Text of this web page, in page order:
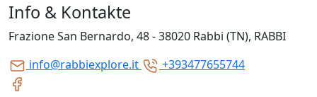
Info & Kontakte
Frazione San Bernardo, 48 - 38020 Rabbi (TN), RABBI
info@rabbiexplore.it
+393477655744